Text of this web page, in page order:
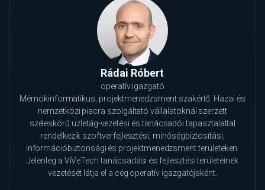
Rádai Róbert
operatív igazgató
Mérnökinformatikus, projektmenedzsment szakértő. Hazai és
nemzetközi piacra szolgáltató vállalatoknál szerzett
széleskörű üzletág-vezetési és tanácsadói tapasztalattal
rendelkezik szoftverfejlesztési, minőségbiztosítási,
információbiztonsági és projektmenedzsment területeken.
Jelenleg a ViVeTech tanácsadási és fejlesztési területeinek
vezetését látja el a cég operatív igazgatójaként.